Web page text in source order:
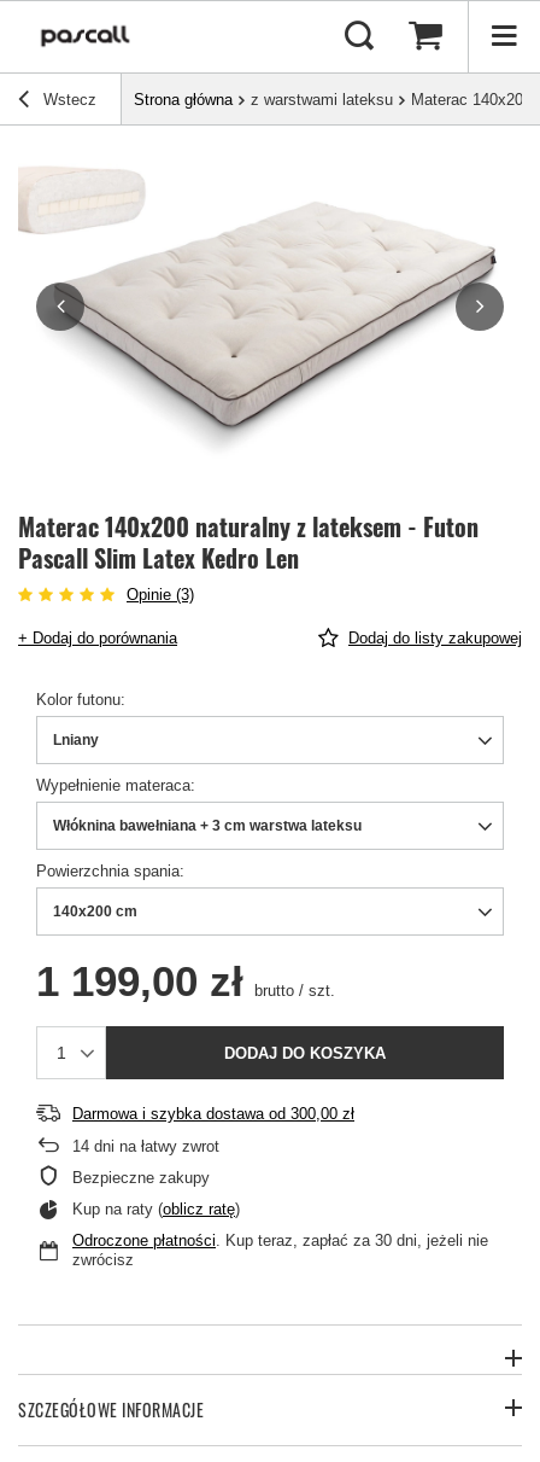
Wstecz Strona główna z warstwami lateksu Materac
Materac 140x200 naturalny z lateksem - Futon
Pascall Slim Latex Kedro Len
Opinie (3)
+ Dodaj do porównania Dodaj do listy zakupowej
Kolor futonu
Lniany
Wypełnienie materaca
Włóknina bawełniana + 3 cm warstwa lateksu
Powierzchnia spania
140x200 cm
1 199,00 zł brutto / szt.
DODAJ DO KOSZYKA
Darmowa i szybka dostawaod 300,00 zł
14 dni na łatwy zwrot
Bezpieczne zakupy
Kup na raty (oblicz ratę)
Odroczone płatności. Kup teraz, zapłać za 30 dni, jeżeli nie
zwrócisz
SZCZEGÓŁOWE INFORMACJE